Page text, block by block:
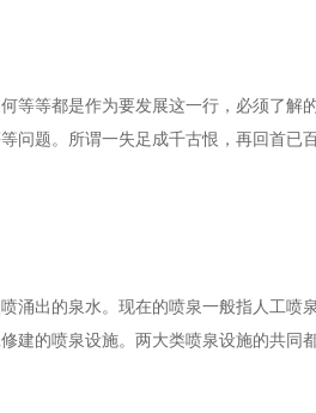
等都是作为要发展这一行，必须了解
问题。所谓一失足成千古恨，再回首已
出的泉水。现在的喷泉一般指人工喷
建的喷泉设施。两大类喷泉设施的共同